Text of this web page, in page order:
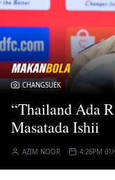
CHANGSUEK
“Thailand Ada
Masatada Ishii
AZIM NOOR 4:26PM